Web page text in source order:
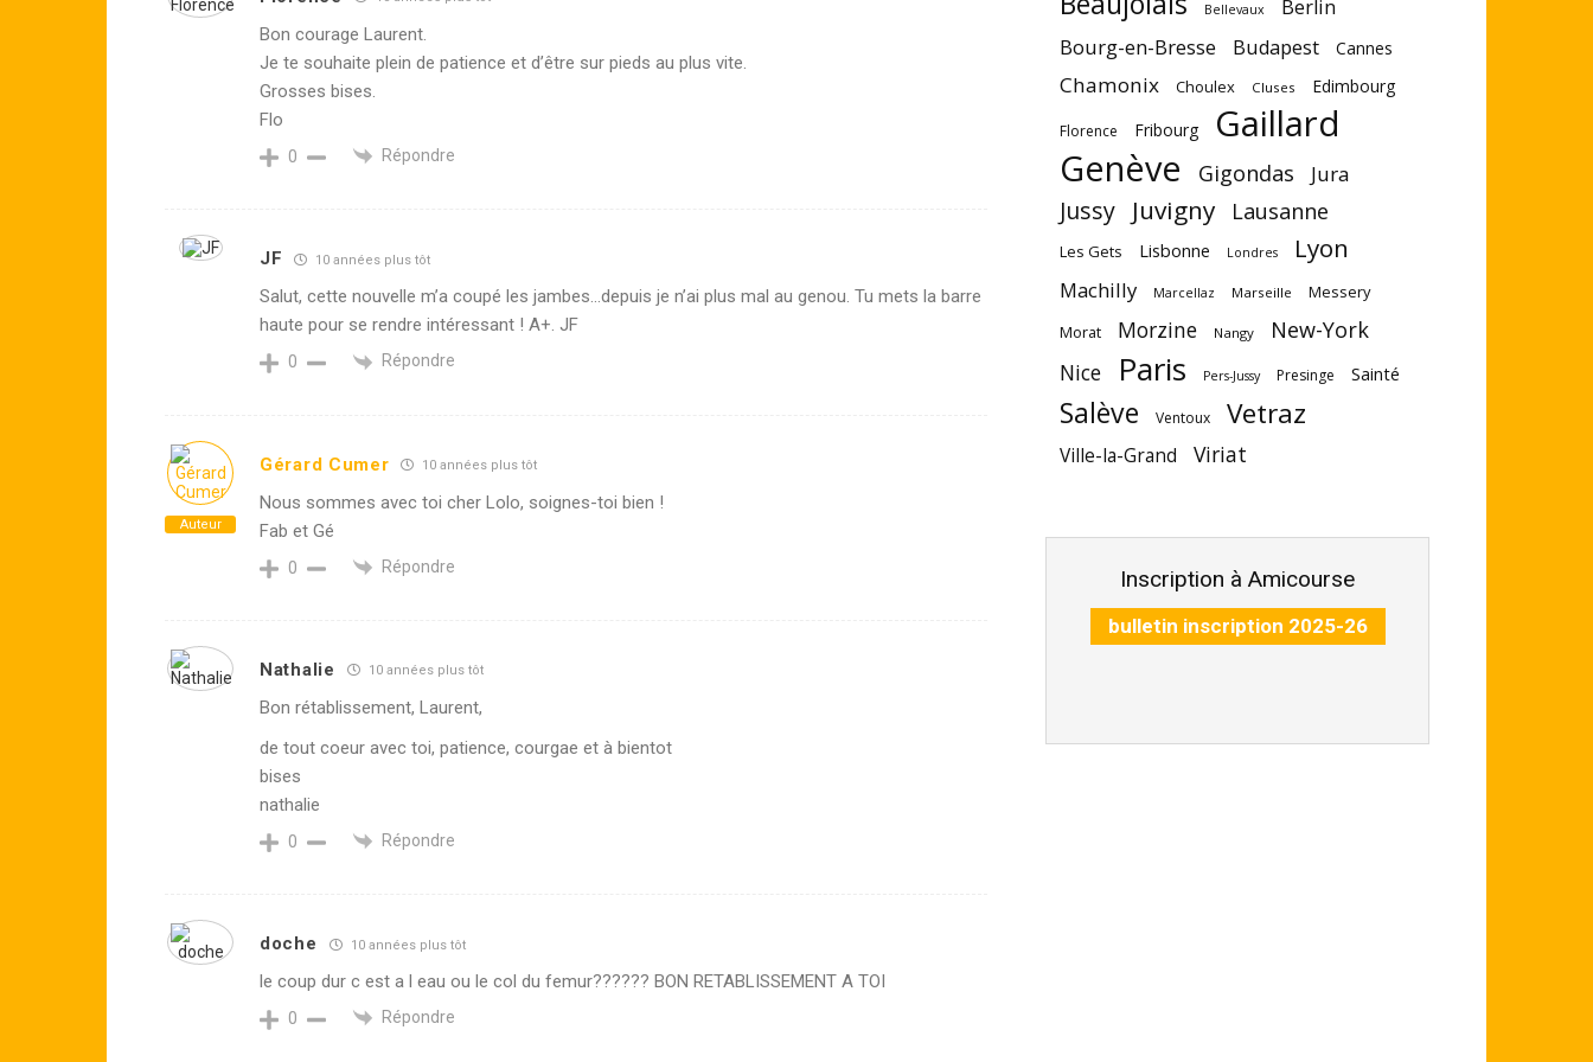
Bon courage Laurent.
Je te souhaite plein de patience et d’être sur pieds au plus vite.
Grosses bises.
Flo
0 Répondre
JF 10 années plus tôt
Salut, cette nouvelle m’a coupé les jambes…depuis je n’ai plus mal au genou. Tu mets la barre
haute pour se rendre intéressant ! A+. JF
0 Répondre
Auteur
Gérard Cumer 10 années plus tôt
Nous sommes avec toi cher Lolo, soignes-toi bien !
Fab et Gé
0 Répondre
Nathalie 10 années plus tôt
Bon rétablissement, Laurent,
de tout coeur avec toi, patience, courgae et à bientot
bises
nathalie
0 Répondre
doche 10 années plus tôt
le coup dur c est a l eau ou le col du femur?????? BON RETABLISSEMENT A TOI
0 Répondre
Bellevaux Berlin
Bourg-en-Bresse Budapest Cannes
Chamonix Choulex Cluses Edimbourg
Florence Fribourg Gaillard
Genève Gigondas Jura
Jussy Juvigny Lausanne
Les Gets Lisbonne Londres Lyon
Machilly Marcellaz Marseille
Messery
Morat
Morzine Nangy
New-York
Nice
Paris Pers-Jussy Presinge Sainté
Salève Ventoux Vetraz
Ville-la-Grand Viriat
Inscription à Amicourse
bulletin inscription 2025-26